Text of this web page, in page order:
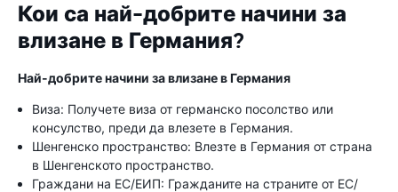
Кои са най-добрите начини за
влизане в Германия?
Най-добрите начини за влизане в Германия
Виза: Получете виза от германско посолство или
консулство, преди да влезете в Германия.
Шенгенско пространство: Влезте в Германия от страна
в Шенгенското пространство.
Граждани на ЕС/ЕИП: Гражданите на страните от ЕС/